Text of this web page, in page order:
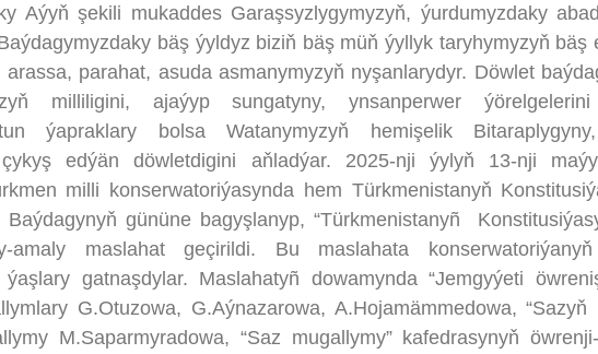
şekili mukaddes Garaşsyzlygymyzyň, ýurdumyzdaky
bäş ýyldyz biziň bäş müň ýyllyk taryhymyzyň bäş
parahat, asuda asmanymyzyň nyşanlarydyr. Döwlet
milliligini, ajaýyp sungatyny, ynsanperwer ýörelgelerini
ýapraklary bolsa Watanymyzyň hemişelik
edýän döwletdigini aňladýar. 2025-nji ýylyň 13-nji
milli konserwatoriýasynda hem Türkmenistanyň
Baýdagynyň gününe bagyşlanyp, “Türkmenistanyñ
amaly maslahat geçirildi. Bu maslahata
gatnaşdylar. Maslahatyñ dowamynda “Jemgyýeti
G.Otuzowa, G.Aýnazarowa, A.Hojamämmedowa, “Sazyň
M.Saparmyradowa, “Saz mugallymy” kafedrasynyň